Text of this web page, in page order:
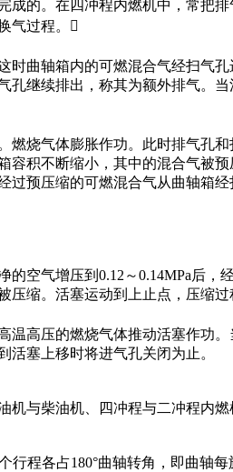
的。在四冲程内燃机中，常把
气过程。
曲轴箱内的可燃混合气经扫气
继续排出，称其为额外排气。
烧气体膨胀作功。此时排气孔
积不断缩小，其中的混合气被
预压缩的可燃混合气从曲轴箱
空气增压到0.12～0.14MPa后
缩。活塞运动到上止点，压缩过
高压的燃烧气体推动活塞作功
活塞上移时将进气孔关闭为止。
机与柴油机、四冲程与二冲程内
程各占180°曲轴转角，即曲轴